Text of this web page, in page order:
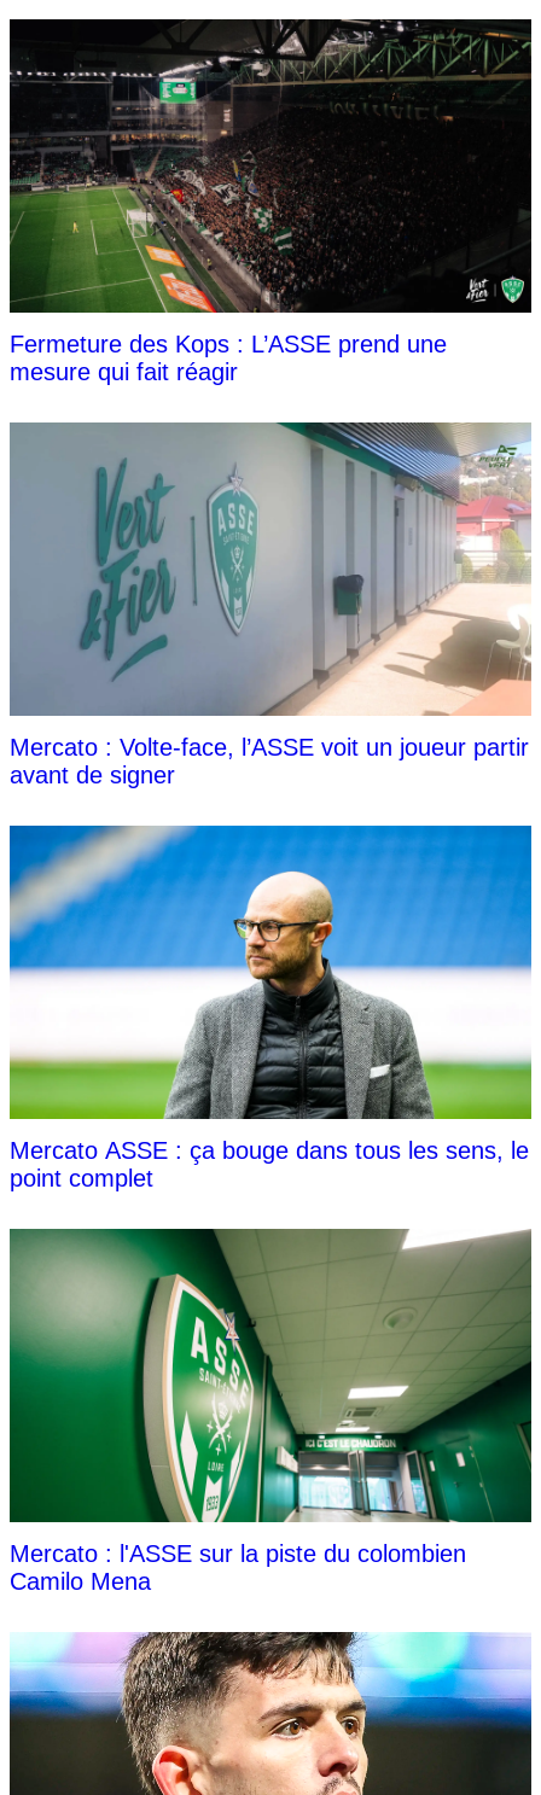
Fermeture des Kops : L’ASSE prend une
mesure qui fait réagir
Mercato : Volte-face, l’ASSE voit un joueur partir
avant de signer
Mercato ASSE : ça bouge dans tous les sens, le
point complet
Mercato : l'ASSE sur la piste du colombien
Camilo Mena